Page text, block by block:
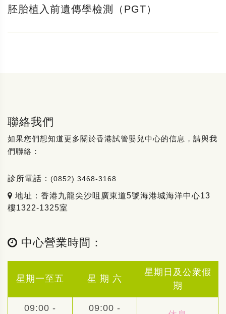
胚胎植入前遺傳學檢測（PGT）
聯絡我們
如果您們想知道更多關於香港試管嬰兒中心的信息，請與我
們聯絡：
診所電話： (0852) 3468-3168
地址：香港九龍尖沙咀廣東道5號海港城海洋中心13
樓1322-1325室
中心營業時間：
星期一至五 星 期 六
星期日及公衆假
期
09:00 - 09:00 -